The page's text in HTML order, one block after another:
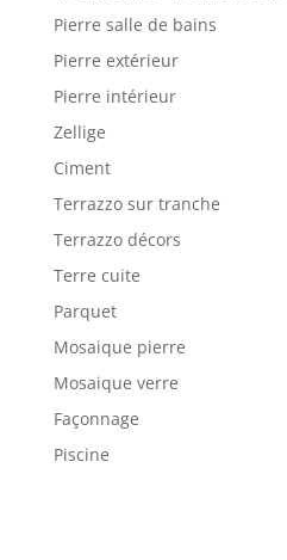
Pierre salle de bains
Pierre extérieur
Pierre intérieur
Zellige
Ciment
Terrazzo sur tranche
Terrazzo décors
Terre cuite
Parquet
Mosaique pierre
Mosaique verre
Façonnage
Piscine